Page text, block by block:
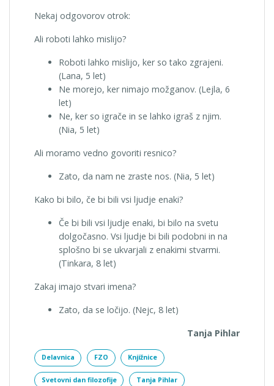
Nekaj odgovorov otrok:
Ali roboti lahko mislijo?
Roboti lahko mislijo, ker so tako zgrajeni.
(Lana, 5 let)
Ne morejo, ker nimajo možganov. (Lejla, 6
let)
Ne, ker so igrače in se lahko igraš z njim.
(Nia, 5 let)
Ali moramo vedno govoriti resnico?
Zato, da nam ne zraste nos. (Nia, 5 let)
Kako bi bilo, če bi bili vsi ljudje enaki?
Če bi bili vsi ljudje enaki, bi bilo na svetu
dolgočasno. Vsi ljudje bi bili podobni in na
splošno bi se ukvarjali z enakimi stvarmi.
(Tinkara, 8 let)
Zakaj imajo stvari imena?
Zato, da se ločijo. (Nejc, 8 let)
Tanja Pihlar
Delavnica FZO Knjižnice
Svetovni dan filozofije Tanja Pihlar